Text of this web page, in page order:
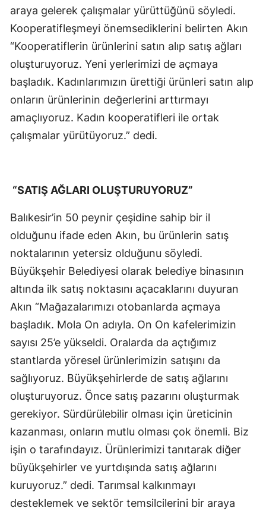
araya gelerek çalışmalar yürüttüğünü söyledi.
Kooperatifleşmeyi önemsediklerini belirten Akın
“Kooperatiflerin ürünlerini satın alıp satış ağları
oluşturuyoruz. Yeni yerlerimizi de açmaya
başladık. Kadınlarımızın ürettiği ürünleri satın alıp
onların ürünlerinin değerlerini arttırmayı
amaçlıyoruz. Kadın kooperatifleri ile ortak
çalışmalar yürütüyoruz.” dedi.
“SATIŞ AĞLARI OLUŞTURUYORUZ”
Balıkesir’in 50 peynir çeşidine sahip bir il
olduğunu ifade eden Akın, bu ürünlerin satış
noktalarının yetersiz olduğunu söyledi.
Büyükşehir Belediyesi olarak belediye binasının
altında ilk satış noktasını açacaklarını duyuran
Akın “Mağazalarımızı otobanlarda açmaya
başladık. Mola On adıyla. On On kafelerimizin
sayısı 25’e yükseldi. Oralarda da açtığımız
stantlarda yöresel ürünlerimizin satışını da
sağlıyoruz. Büyükşehirlerde de satış ağlarını
oluşturuyoruz. Önce satış pazarını oluşturmak
gerekiyor. Sürdürülebilir olması için üreticinin
kazanması, onların mutlu olması çok önemli. Biz
işin o tarafındayız. Ürünlerimizi tanıtarak diğer
büyükşehirler ve yurtdışında satış ağlarını
kuruyoruz.” dedi. Tarımsal kalkınmayı
desteklemek ve sektör temsilcilerini bir araya